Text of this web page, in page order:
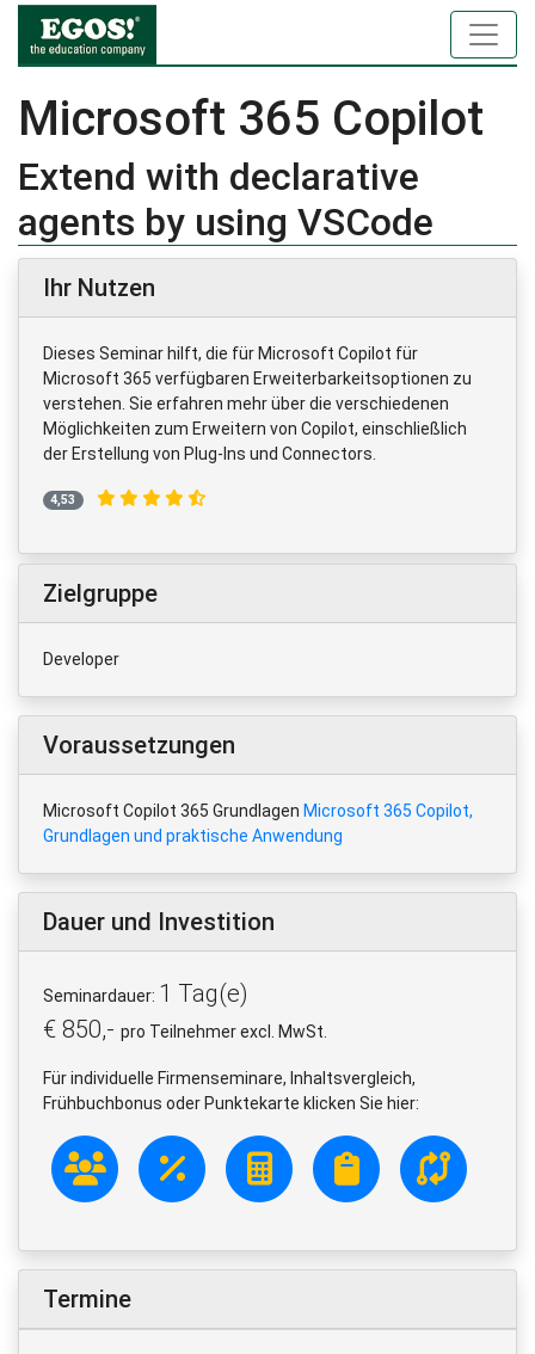
Microsoft 365 Copilot
Extend with declarative
agents by using VSCode
Ihr Nutzen
Dieses Seminar hilft, die für Microsoft Copilot für
Microsoft 365 verfügbaren Erweiterbarkeitsoptionen zu
verstehen. Sie erfahren mehr über die verschiedenen
Möglichkeiten zum Erweitern von Copilot, einschließlich
der Erstellung von Plug-Ins und Connectors.
4,53
Zielgruppe
Developer
Voraussetzungen
Microsoft Copilot 365 Grundlagen Microsoft 365 Copilot,
Grundlagen und praktische Anwendung
Dauer und Investition
Seminardauer: 1 Tag(e)
€ 850,- pro Teilnehmer excl. MwSt.
Für individuelle Firmenseminare, Inhaltsvergleich,
Frühbuchbonus oder Punktekarte klicken Sie hier:
Termine